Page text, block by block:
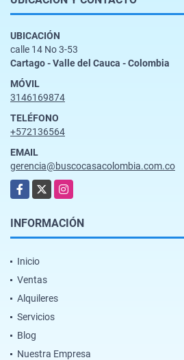
UBICACIÓN
calle 14 No 3-53
Cartago - Valle del Cauca - Colombia
MÓVIL
3146169874
TELÉFONO
+572136564
EMAIL
gerencia@buscocasacolombia.com.co
Facebook
X Instagram
INFORMACIÓN
Inicio
Ventas
Alquileres
Servicios
Blog
Nuestra Empresa